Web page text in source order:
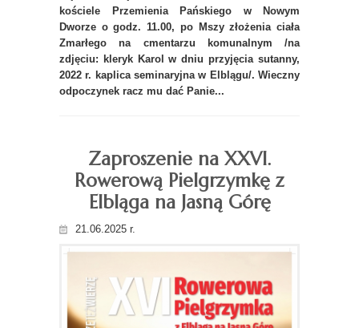
kościele Przemienia Pańskiego w Nowym
Dworze o godz. 11.00, po Mszy złożenia ciała
Zmarłego na cmentarzu komunalnym /na
zdjęciu: kleryk Karol w dniu przyjęcia sutanny,
2022 r. kaplica seminaryjna w Elblągu/. Wieczny
odpoczynek racz mu dać Panie...
Zaproszenie na XXVI.
Rowerową Pielgrzymkę z
Elbląga na Jasną Górę
21.06.2025 r.